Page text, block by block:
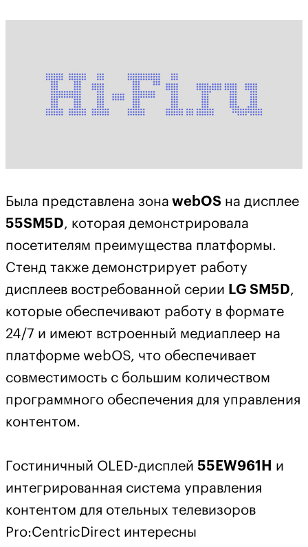
Была представлена зона webOS на дисплее
55SM5D, которая демонстрировала
посетителям преимущества платформы.
Стенд также демонстрирует работу
дисплеев востребованной серии LG SM5D,
которые обеспечивают работу в формате
24/7 и имеют встроенный медиаплеер на
платформе webOS, что обеспечивает
совместимость с большим количеством
программного обеспечения для управления
контентом.
Гостиничный OLED-дисплей 55EW961H и
интегрированная система управления
контентом для отельных телевизоров
Pro:CentricDirect интересны